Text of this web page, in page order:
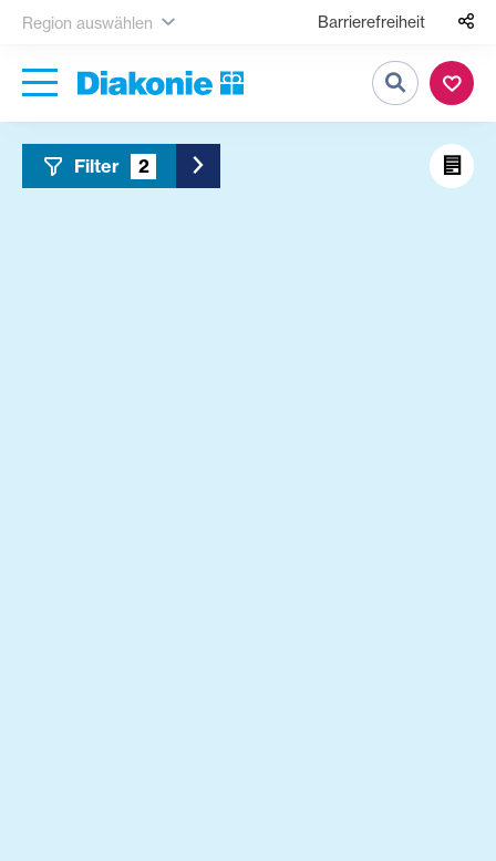
Region auswählen Barrierefreiheit
Suche
Filter 2 Toggle Sidebar Filter